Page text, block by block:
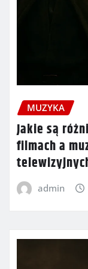
MUZYKA
Jakie są
filmach a
admin